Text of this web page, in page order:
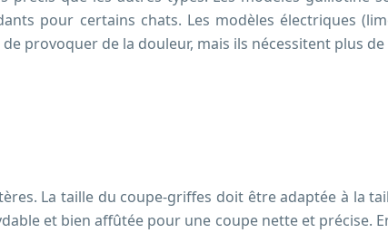
pour certains chats. Les modèles électriques
provoquer de la douleur, mais ils nécessitent plus
La taille du coupe-griffes doit être adaptée à la
et bien affûtée pour une coupe nette et précise.